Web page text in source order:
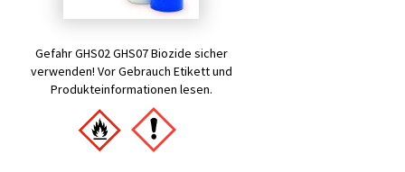
Gefahr GHS02 GHS07 Biozide sicher
verwenden! Vor Gebrauch Etikett und
Produkteinformationen lesen.